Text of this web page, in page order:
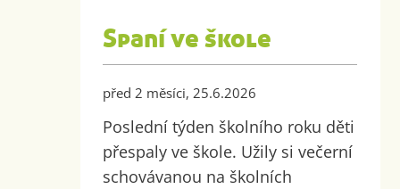
Spaní ve škole
před 2 měsíci, 25.6.2026
Poslední týden školního roku děti
přespaly ve škole. Užily si večerní
schovávanou na školních